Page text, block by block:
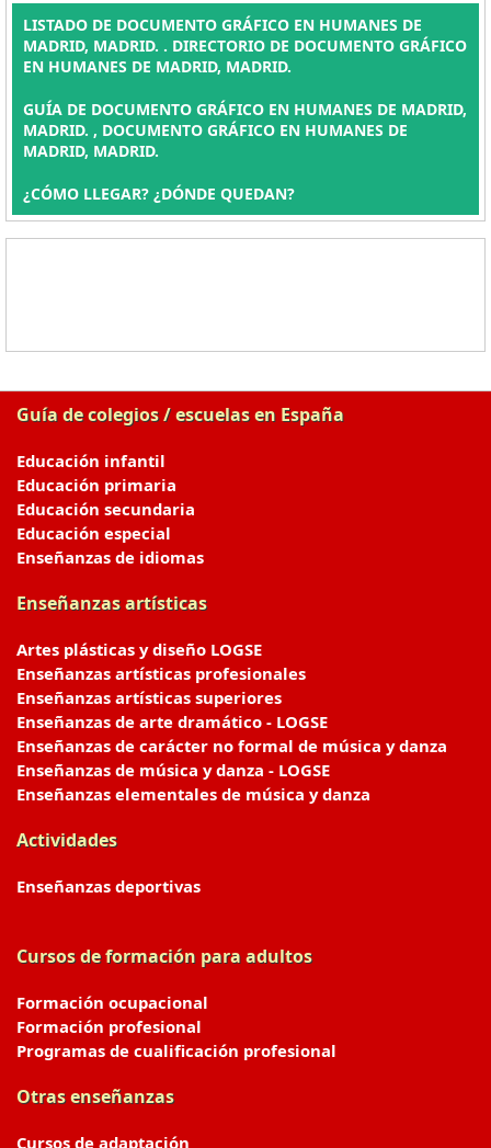
LISTADO DE DOCUMENTO GRÁFICO EN HUMANES DE
MADRID, MADRID. . DIRECTORIO DE DOCUMENTO GRÁFICO
EN HUMANES DE MADRID, MADRID.
GUÍA DE DOCUMENTO GRÁFICO EN HUMANES DE MADRID,
MADRID. , DOCUMENTO GRÁFICO EN HUMANES DE
MADRID, MADRID.
¿CÓMO LLEGAR? ¿DÓNDE QUEDAN?
Guía de colegios / escuelas en España
Educación infantil
Educación primaria
Educación secundaria
Educación especial
Enseñanzas de idiomas
Enseñanzas artísticas
Artes plásticas y diseño LOGSE
Enseñanzas artísticas profesionales
Enseñanzas artísticas superiores
Enseñanzas de arte dramático - LOGSE
Enseñanzas de carácter no formal de música y danza
Enseñanzas de música y danza - LOGSE
Enseñanzas elementales de música y danza
Actividades
Enseñanzas deportivas
Cursos de formación para adultos
Formación ocupacional
Formación profesional
Programas de cualificación profesional
Otras enseñanzas
Cursos de adaptación